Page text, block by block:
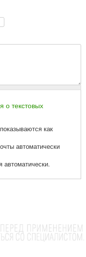
о текстовых
как
автоматически
автоматически.